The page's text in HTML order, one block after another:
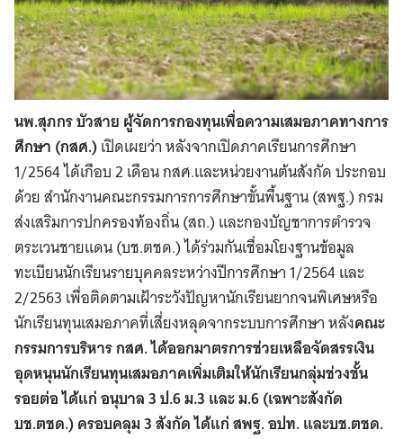
นพ.สุภกร บัวสาย ผู้จัดการกองทุนเพื่อความเสมอภาคทางการ
ศึกษา (กสศ.)เปิดเผยว่า หลังจากเปิดภาคเรียนการศึกษา
1/2564 ได้เกือบ 2 เดือน กสศ.และหน่วยงานต้นสังกัด ประกอบ
ด้วย สำนักงานคณะกรรมการการศึกษาขั้นพื้นฐาน (สพฐ.) กรม
ส่งเสริมการปกครองท้องถิ่น (สถ.) และกองบัญชาการตำรวจ
ตระเวนชายแดน (บช.ตชด.) ได้ร่วมกันเชื่อมโยงฐานข้อมูล
ทะเบียนนักเรียนรายบุคคลระหว่างปีการศึกษา 1/2564 และ
2/2563 เพื่อติดตามเฝ้าระวังปัญหานักเรียนยากจนพิเศษหรือ
นักเรียนทุนเสมอภาคที่เสี่ยงหลุดจากระบบการศึกษา หลังคณะ
กรรมการบริหาร กสศ. ได้ออกมาตรการช่วยเหลือจัดสรรเงิน
อุดหนุนนักเรียนทุนเสมอภาคเพิ่มเติมให้นักเรียนกลุ่มช่วงชั้น
รอยต่อ ได้แก่ อนุบาล 3 ป.6 ม.3 และ ม.6 (เฉพาะสังกัด
บช.ตชด.) ครอบคลุม 3 สังกัด ได้แก่ สพฐ. อปท. และบช.ตชด.